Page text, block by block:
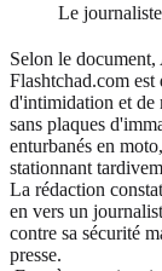
Le
Selon le
Flashtchad.com
d'intimidation et de
sans plaques
enturbanés en
stationnant
La rédaction
en vers un
contre sa sécurité
presse.